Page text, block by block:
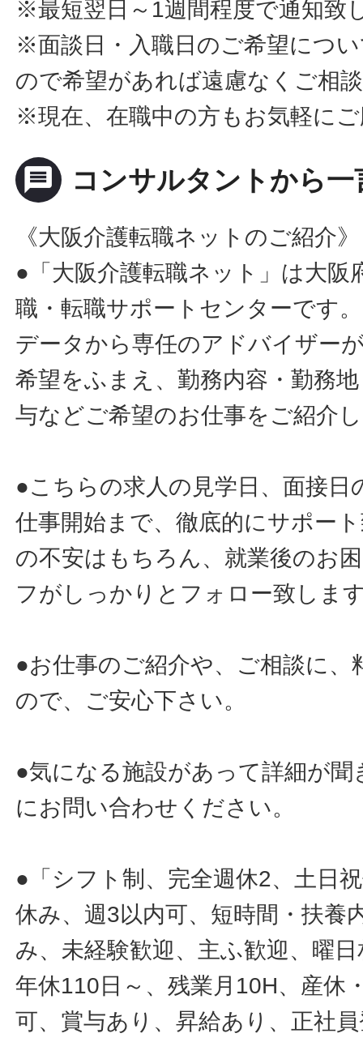
※最短翌日～1週間程度で通知致
※面談日・入職日のご希望につ
ので希望があれば遠慮なくご相
※現在、在職中の方もお気軽に
message コンサルタントから一
《大阪介護転職ネットのご紹介》
●「大阪介護転職ネット」は大阪
職・転職サポートセンターです
データから専任のアドバイザー
希望をふまえ、勤務内容・勤務
与などご希望のお仕事をご紹介
●こちらの求人の見学日、面接日
仕事開始まで、徹底的にサポー
の不安はもちろん、就業後のお
フがしっかりとフォロー致しま
●お仕事のご紹介や、ご相談に
ので、ご安心下さい。
●気になる施設があって詳細が
にお問い合わせください。
●「シフト制、完全週休2、土日
休み、週3以内可、短時間・扶養
み、未経験歓迎、主ふ歓迎、曜
年休110日～、残業月10H、産休
可、賞与あり、昇給あり、正社